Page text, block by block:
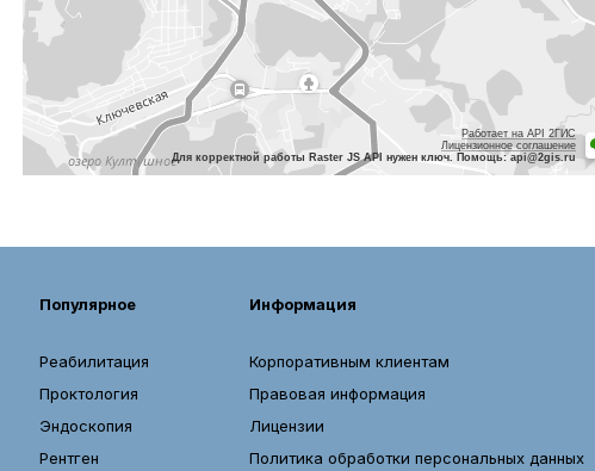
Работает на API 2ГИС
Лицензионное соглашение
Для корректной работы Raster JS API нужен ключ. Помощь: api@2gis.ru
Популярное
Реабилитация
Проктология
Эндоскопия
Рентген
Информация
Корпоративным клиентам
Правовая информация
Лицензии
Политика обработки персональных данных